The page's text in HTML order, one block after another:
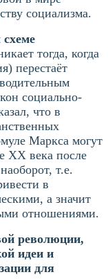
социализма.
тогда, когда
перестаёт
социально-
что в
Маркса могут
XX века после
т.е.
в
а значит
отношениями.
революции,
идеи и
для